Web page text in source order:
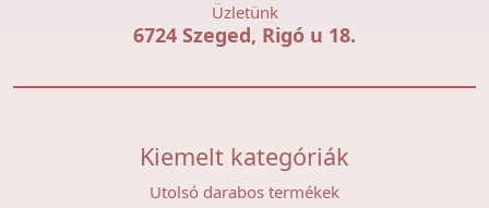
Üzletünk
6724 Szeged, Rigó u 18.
Kiemelt kategóriák
Utolsó darabos termékek